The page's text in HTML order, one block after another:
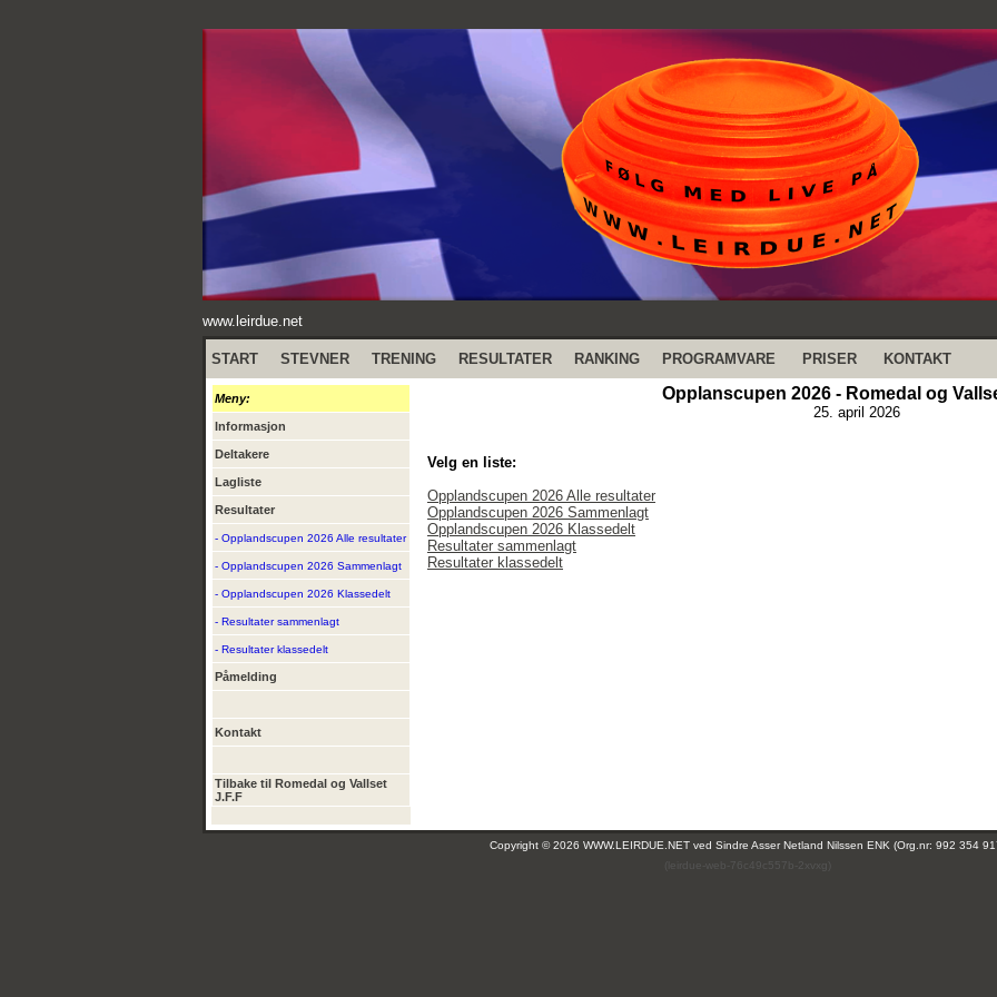
www.leirdue.net
START STEVNER TRENING RESULTATER RANKING PROGRAMVARE PRISER KONTAKT
Meny:
Informasjon
Deltakere
Lagliste
Resultater
- Opplandscupen 2026 Alle resultater
- Opplandscupen 2026 Sammenlagt
- Opplandscupen 2026 Klassedelt
- Resultater sammenlagt
- Resultater klassedelt
Påmelding
Kontakt
Tilbake til Romedal og Vallset
J.F.F
Opplanscupen 2026 - Romedal og
25. april 2026
Velg en liste:
Opplandscupen 2026 Alle resultater
Opplandscupen 2026 Sammenlagt
Opplandscupen 2026 Klassedelt
Resultater sammenlagt
Resultater klassedelt
Copyright © 2026 WWW.LEIRDUE.NET ved Sindre Asser Netland Nilssen ENK (Org.nr: 992 354
(leirdue-web-76c49c557b-2xvxg)